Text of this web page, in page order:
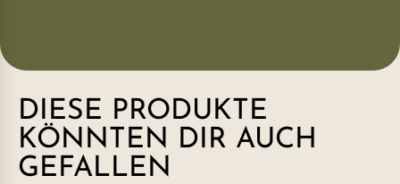
DIESE PRODUKTE
KÖNNTEN DIR AUCH
GEFALLEN